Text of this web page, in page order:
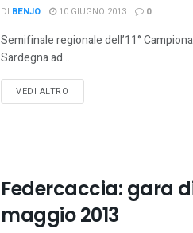
DI BENJO 10 GIUGNO 2013 0
Semifinale regionale dell’11°
Sardegna ad ...
VEDI ALTRO
Federcaccia: gara
maggio 2013